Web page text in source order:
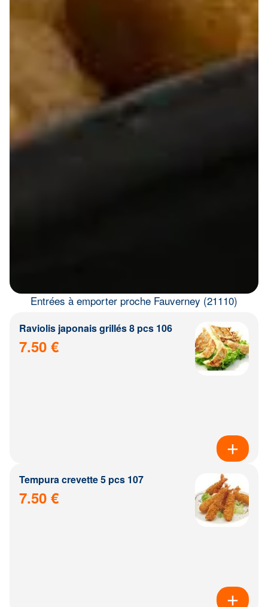
Entrées à emporter proche Fauverney (21110)
Raviolis japonais grillés 8 pcs 106
7.50 €
Tempura crevette 5 pcs 107
7.50 €